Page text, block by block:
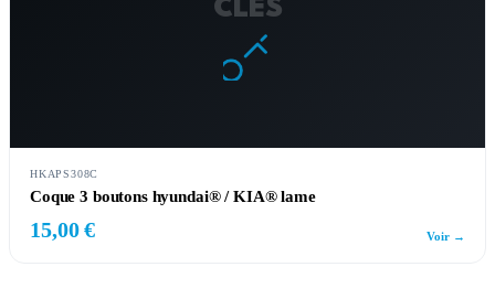
CLÉS
HKAPS308C
Coque 3 boutons hyundai® / KIA® lame
15,00 € Voir →